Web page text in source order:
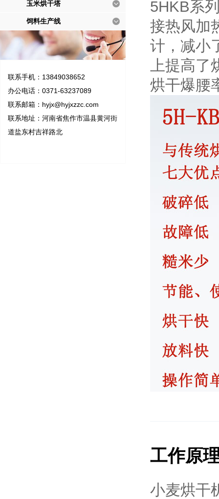
玉米烘干塔
饲料生产线
联系手机：13849038652
办公电话：0371-63237089
联系邮箱： hyjx@hyjxzzc.com
联系地址：河南省焦作市温县黄河街
道盐东村吉祥路北
5HKB系
接热风加
计，减小
上提高了
烘干爆腰
工作原
小麦烘干